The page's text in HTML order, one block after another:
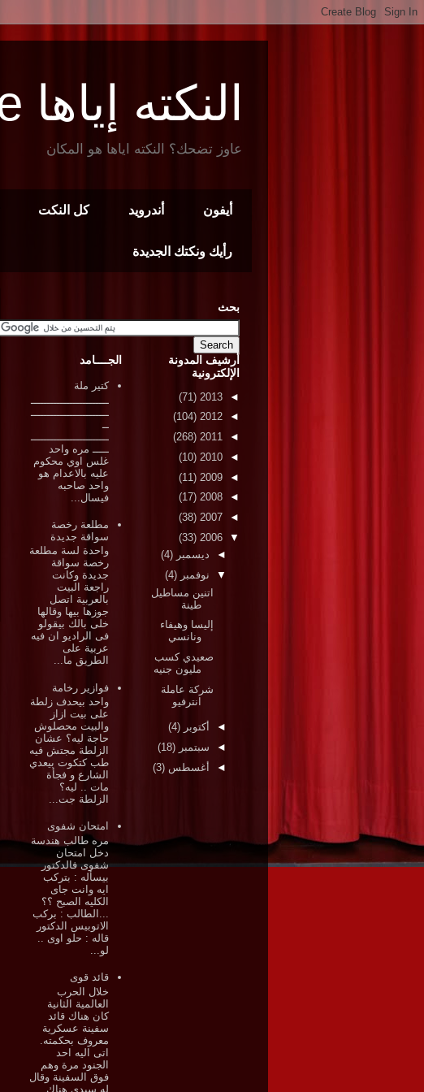
النكته إياها That Joke
عاوز تضحك؟ النكته اياها هو المكان
أيفون أندرويد كل النكت
رأيك ونكتك الجديدة
بحث
أرشيف المدونة
الإلكترونية
◄
2013
(71)
◄
2012
(104)
◄
2011
(268)
◄
2010
(10)
◄
2009
(11)
◄
2008
(17)
◄
2007
(38)
▼
2006
(33)
◄ ديسمبر (4)
▼ نوفمبر (4)
اتنين مساطيل
طينة
إليسا وهيفاء
ونانسي
صعيدي كسب
مليون جنيه
شركة عاملة
انترفيو
◄ أكتوبر (4)
◄ سبتمبر (18)
◄
أغسطس (3)
الجــــامد
كتير ملة
ــــــــــــــــــــــــ
ــــــــــــــــــــــــ
ــ
ــــــــــــــــــــــــ
ـــــ مره واحد
غلس اوي محكوم
عليه بالاعدام هو
واحد صاحبه
فيسال...
مطلعة رخصة
سواقة جديدة
واحدة لسة مطلعة
رخصة سواقة
جديدة وكانت
راجعة البيت
بالعربية اتصل
جوزها بيها وقالها
خلى بالك بيقولو
فى الراديو ان فيه
عربية على
الطريق ما...
فوازير رخامة
واحد بيحدف زلطة
على بيت ازاز
والبيت محصلوش
حاجة ليه؟ عشان
الزلطة مجتش فيه
طب كتكوت بيعدي
الشارع و فجأة
مات .. ليه؟
الزلطة جت...
امتحان شفوى
مره طالب هندسة
دخل امتحان
شفوى فالدكتور
بيسأله : بتركب
ايه وانت جاى
الكليه الصبح ؟؟
...الطالب : بركب
الاتوبيس الدكتور
قاله : حلو اوى ..
لو...
قائد قوى
خلال الحرب
العالمية الثانية
كان هناك قائد
سفينة عسكرية
معروف بحكمته.
اتى اليه احد
الجنود مرة وهم
فوق السفينة وقال
له سيدي هناك